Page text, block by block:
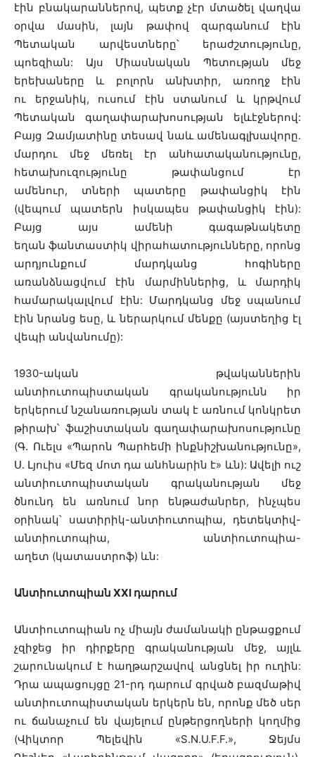
էին բնակարաններով, պետք չէր մտածել վաղվա
օրվա մասին, լայն թափով զարգանում էին
Պետական արվեստները՝ երաժշտությունը,
պոեզիան: Այս Միասնական Պետության մեջ
երեխաները և բոլորն անխտիր, առողջ էին
ու երջանիկ, ուսում էին ստանում և կրթվում
Պետական գաղափարախոսության ելևէջներով:
Բայց Զամյատինը տեսավ նաև ամենագլխավորը.
մարդու մեջ մեռել էր անհատականությունը,
հետախուզությունը թափանցում էր
ամենուր, տների պատերը թափանցիկ էին
(վեպում պատերն իսկապես թափանցիկ էին):
Բայց այս ամենի գագաթնակետը
եղան ֆանտաստիկ վիրահատությունները, որոնց
արդյունքում մարդկանց հոգիները
առանձնացվում էին մարմիններից, և մարդիկ
համարակալվում էին: Մարդկանց մեջ սպանում
էին նրանց եսը, և ներարկում մենքը (այստեղից էլ
վեպի անվանումը):
1930-ական թվականներին
անտիուտոպիստական գրականությունն իր
երկերում նշանառության տակ է առնում կոնկրետ
թիրախ՝ ֆաշիստական գաղափարախոսությունը
(Գ. Ուելս «Պարոն Պարհեմի ինքնիշխանությունը»,
Ս. Լյուիս «Մեզ մոտ դա անհնարին է» ևն): Ավելի ուշ
անտիուտոպիստական գրականության մեջ
ծնունդ են առնում նոր ենթաժանրեր, ինչպես
օրինակ՝ սատիրիկ-անտիուտոպիա, դետեկտիվ-
անտիուտոպիա, անտիուտոպիա-
աղետ (կատաստրոֆ) ևն:
Անտիուտոպիան XXI դարում
Անտիուտոպիան ոչ միայն ժամանակի ընթացքում
չզիջեց իր դիրքերը գրականության մեջ, այլև
շարունակում է հաղթարշավով անցնել իր ուղին:
Դրա ապացույցը 21-րդ դարում գրված բազմաթիվ
անտիուտոպիստական երկերն են, որոնք մեծ սեր
ու ճանաչում են վայելում ընթերցողների կողմից
(Վիկտոր Պելեվին «S.N.U.F.F.», Ջեյմս